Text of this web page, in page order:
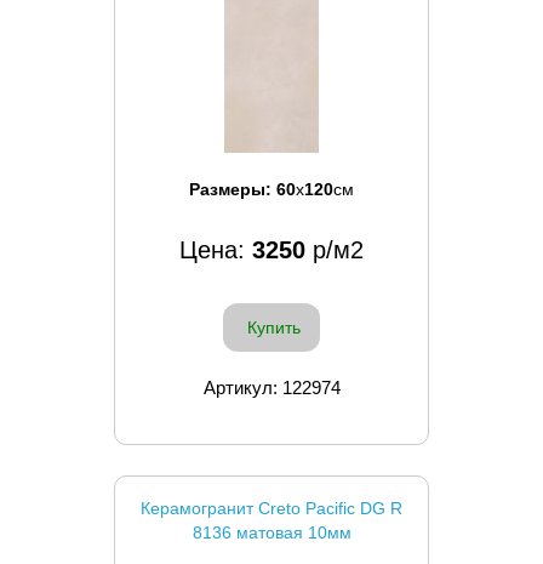
Размеры: 60x120см
Цена: 3250 р/м2
Купить
Артикул: 122974
Керамогранит Creto Pacific DG R
8136 матовая 10мм